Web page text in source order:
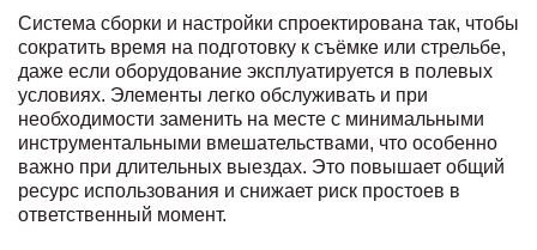
Система сборки и настройки спроектирована так, чтобы
сократить время на подготовку к съёмке или стрельбе,
даже если оборудование эксплуатируется в полевых
условиях. Элементы легко обслуживать и при
необходимости заменить на месте с минимальными
инструментальными вмешательствами, что особенно
важно при длительных выездах. Это повышает общий
ресурс использования и снижает риск простоев в
ответственный момент.